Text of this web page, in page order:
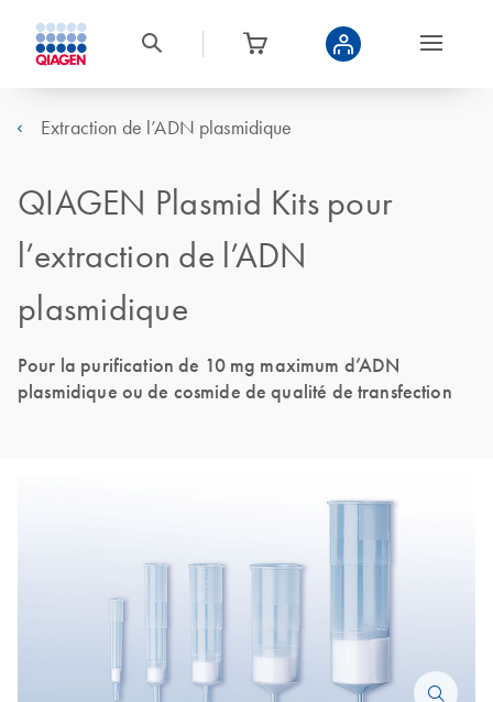
Extraction de l’ADN plasmidique
QIAGEN Plasmid Kits pour
l’extraction de l’ADN
plasmidique
Pour la purification de 10 mg maximum d’ADN
plasmidique ou de cosmide de qualité de transfection